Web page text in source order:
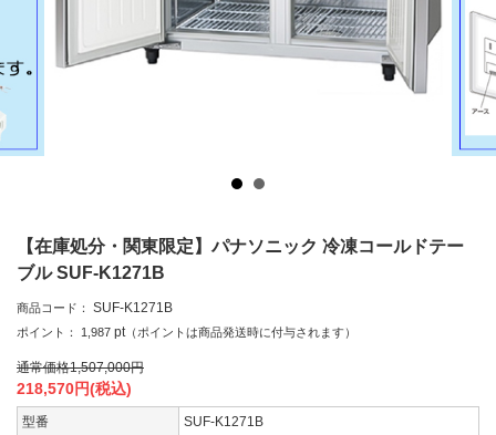
【在庫処分・関東限定】パナソニック 冷凍コールドテー
ブル SUF-K1271B
商品コード： SUF-K1271B
ポイント： 1,987 pt （ポイントは商品発送時に付与されます）
通常価格1,507,000円
218,570円(税込)
型番
SUF-K1271B